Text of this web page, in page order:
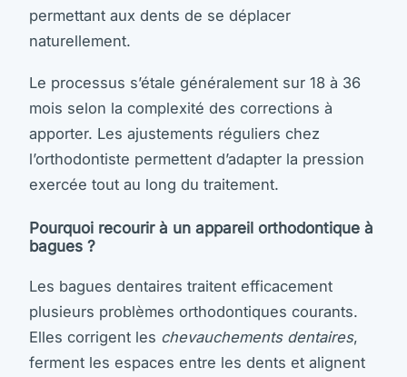
permettant aux dents de se déplacer
naturellement.
Le processus s’étale généralement sur 18 à 36
mois selon la complexité des corrections à
apporter. Les ajustements réguliers chez
l’orthodontiste permettent d’adapter la pression
exercée tout au long du traitement.
Pourquoi recourir à un appareil orthodontique à
bagues ?
Les bagues dentaires traitent efficacement
plusieurs problèmes orthodontiques courants.
Elles corrigent les chevauchements dentaires,
ferment les espaces entre les dents et alignent